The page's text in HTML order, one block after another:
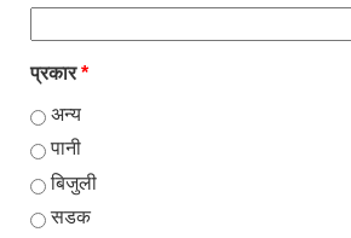
प्रकार*
अन्य
पानी
बिजुली
सडक